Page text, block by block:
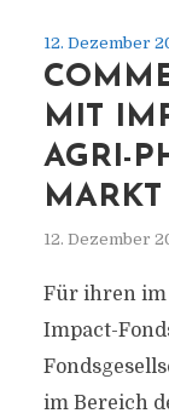
12. Dezember
MIT
AGRI-
12. Dezember
Für ihren im
Impact-
im Bereich